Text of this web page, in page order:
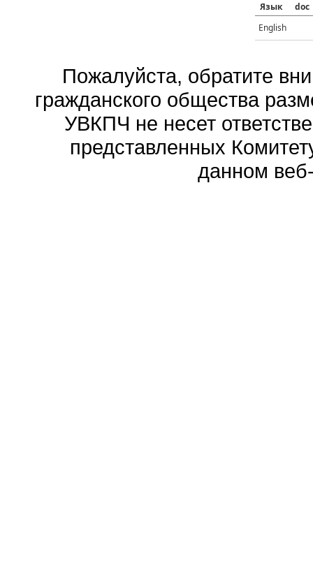
Язык
doc
English
Пожалуйста, обратите
гражданского общества
УВКПЧ не несет
представленных
данном